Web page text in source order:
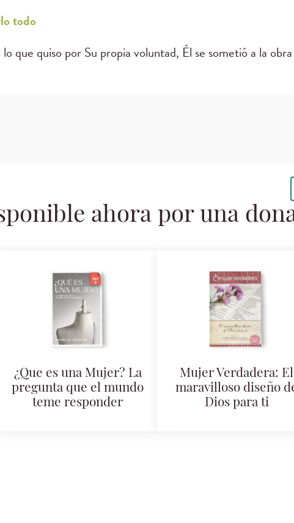
todo
que quiso por Su propia voluntad, Él se sometió a la
ahora por una
¿Que es una Mujer? La
pregunta que el mundo
teme responder
Mujer Verdadera: El
maravilloso diseño
Dios para ti